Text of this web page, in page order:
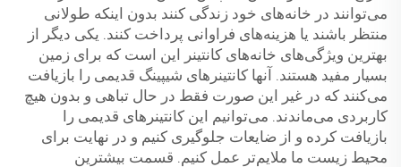
می‌توانند در خانه‌های خود زندگی کنند بدون اینکه طولانی
منتظر باشند یا هزینه‌های فراوانی پرداخت کنند. یکی دیگر از
بهترین ویژگی‌های خانه‌های کانتینر این است که برای زمین
بسیار مفید هستند. آنها کانتینرهای شیپینگ قدیمی را بازیافت
می‌کنند که در غیر این صورت فقط در حال تباهی و بدون هیچ
کاربردی می‌ماندند. می‌توانیم این کانتینرهای قدیمی را
بازیافت کرده و از ضایعات جلوگیری کنیم و در نهایت برای
محیط زیست ما ملایم‌تر عمل کنیم. قسمت بیشترین